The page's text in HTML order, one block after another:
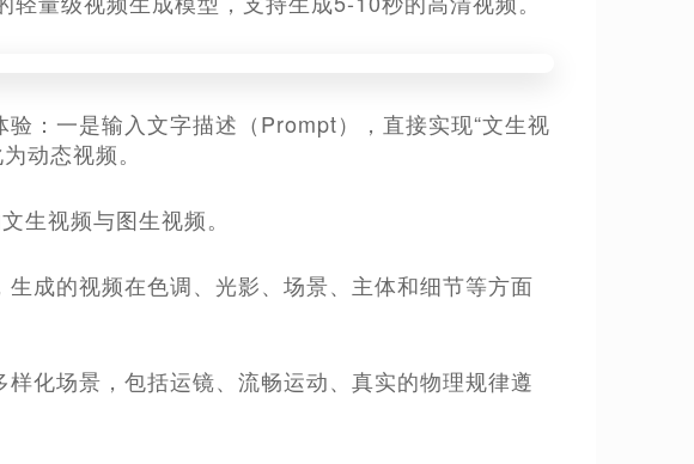
：一是输入文字描述（Prompt），直接实现“文生视
动态视频。
生视频与图生视频。
成的视频在色调、光影、场景、主体和细节等方面
化场景，包括运镜、流畅运动、真实的物理规律遵